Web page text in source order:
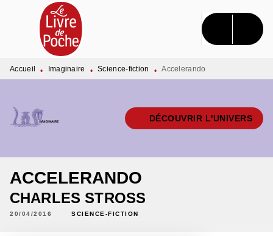
MENU RECHERCHE CONTENU
PIED DE PAGE
Accueil • Imaginaire • Science-fiction • Accelerando
DÉCOUVRIR L'UNIVERS
ACCELERANDO
CHARLES STROSS
20/04/2016 SCIENCE-FICTION